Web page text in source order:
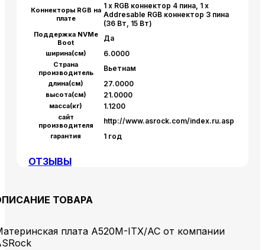
Коннекторы RGB на
плате
1 x RGB коннектор 4 пина, 1 x
Addresable RGB коннектор 3 пина
(36 Вт, 15 Вт)
Поддержка NVMe
Boot
Да
ширина(см) 6.0000
Страна
производитель
Вьетнам
длина(см) 27.0000
высота(см) 21.0000
масса(кг) 1.1200
сайт
производителя
http://www.asrock.com/index.ru.asp
гарантия 1 год
ОТЗЫВЫ
ТОВАРА
плата A520M-ITX/AC от компании